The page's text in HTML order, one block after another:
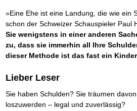
»Eine Ehe ist eine Landung, die wie ein
schon der Schweizer Schauspieler Paul
Sie wenigstens in einer anderen
zu, dass sie immerhin all Ihre
dieser Methode ist das fast ein
Lieber Leser
Sie haben Schulden? Sie träumen
loszuwerden – legal und zuverlässig?